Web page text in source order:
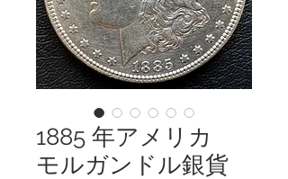
1885 年アメリカ
モルガンドル銀貨